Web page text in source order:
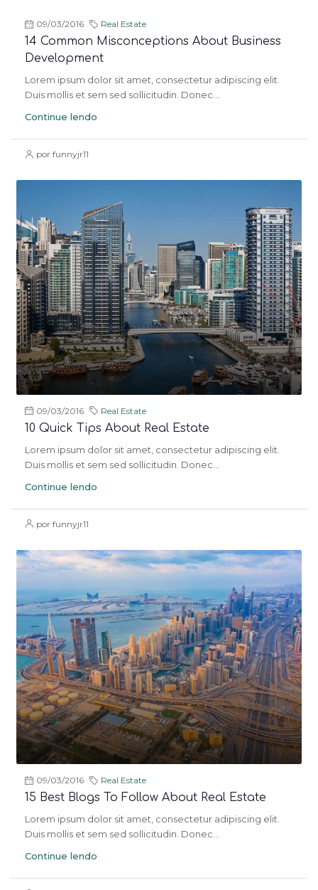
09/03/2016 Real Estate
14 Common Misconceptions About Business
Development
Lorem ipsum dolor sit amet, consectetur adipiscing elit.
Duis mollis et sem sed sollicitudin. Donec...
Continue lendo
por funnyjr11
09/03/2016 Real Estate
10 Quick Tips About Real Estate
Lorem ipsum dolor sit amet, consectetur adipiscing elit.
Duis mollis et sem sed sollicitudin. Donec...
Continue lendo
por funnyjr11
09/03/2016 Real Estate
15 Best Blogs To Follow About Real Estate
Lorem ipsum dolor sit amet, consectetur adipiscing elit.
Duis mollis et sem sed sollicitudin. Donec...
Continue lendo